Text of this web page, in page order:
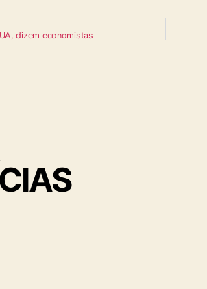
dizem economistas